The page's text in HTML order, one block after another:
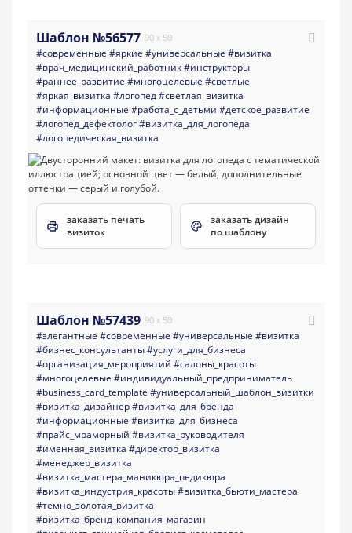
Шаблон №56577 90 x 50
#современные #яркие #универсальные #визитка
#врач_медицинский_работник#инструкторы
#раннее_развитие #многоцелевые #светлые
#яркая_визитка #логопед#светлая_визитка
#информационные #работа_с_детьми #детское_развитие
#логопед_дефектолог#визитка_для_логопеда
#логопедическая_визитка
заказать печать
визиток
заказать дизайн
по шаблону
Шаблон №57439 90 x 50
#элегантные #современные #универсальные #визитка
#бизнес_консультанты#услуги_для_бизнеса
#организация_мероприятий #салоны_красоты
#многоцелевые #индивидуальный_предприниматель
#business_card_template #универсальный_шаблон_визитки
#визитка_дизайнер#визитка_для_бренда
#информационные #визитка_для_бизнеса
#прайс_мраморный #визитка_руководителя
#именная_визитка #директор_визитка
#менеджер_визитка
#визитка_мастера_маникюра_педикюра
#визитка_индустрия_красоты#визитка_бьюти_мастера
#темно_золотая_визитка
#визитка_бренд_компания_магазин